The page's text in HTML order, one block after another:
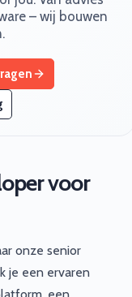
– wij bouwen
voor
onze senior
je een ervaren